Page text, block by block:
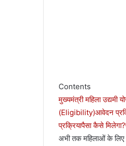
Contents
मुख्यमंत्री महिला उद्यमी
(Eligibility)आवेदन
प्रक्रियापैसा कैसे मिलेगा?
अभी तक महिलाओं के लिए